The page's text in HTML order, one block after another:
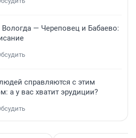
Вологда — Череповец и Бабаево:
справляются с этим
а у вас хватит эрудиции?